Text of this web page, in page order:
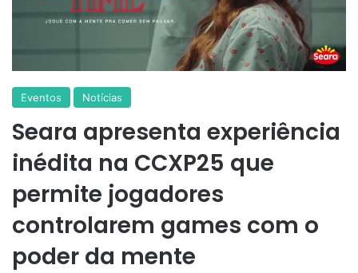
Eventos Notícias
Seara apresenta experiência
inédita na CCXP25 que
permite jogadores
controlarem games com o
poder da mente